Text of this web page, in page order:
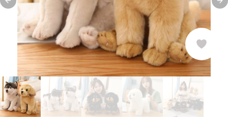
Previous slide